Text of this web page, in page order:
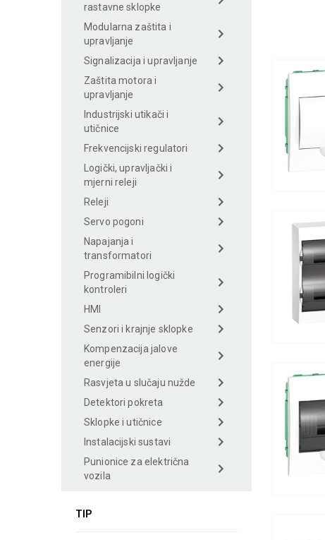
rastavne sklopke
Modularna zaštita i
upravljanje
Signalizacija i upravljanje
Zaštita motora i
upravljanje
Industrijski utikači i
utičnice
Frekvencijski regulatori
Logički, upravljački i
mjerni releji
Releji
Servo pogoni
Napajanja i
transformatori
Programibilni logički
kontroleri
HMI
Senzori i krajnje sklopke
Kompenzacija jalove
energije
Rasvjeta u slučaju nužde
Detektori pokreta
Sklopke i utičnice
Instalacijski sustavi
Punionice za električna
vozila
TIP